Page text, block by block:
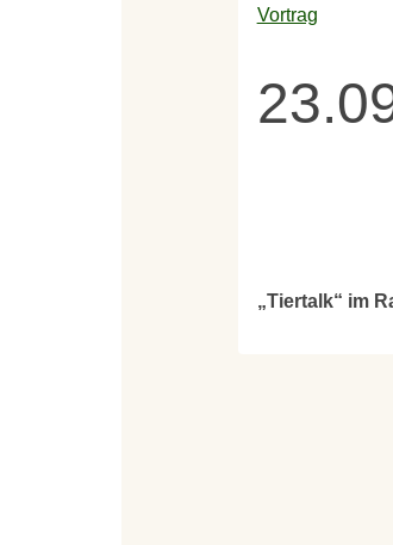
Vortrag
„Tiertalk“ im